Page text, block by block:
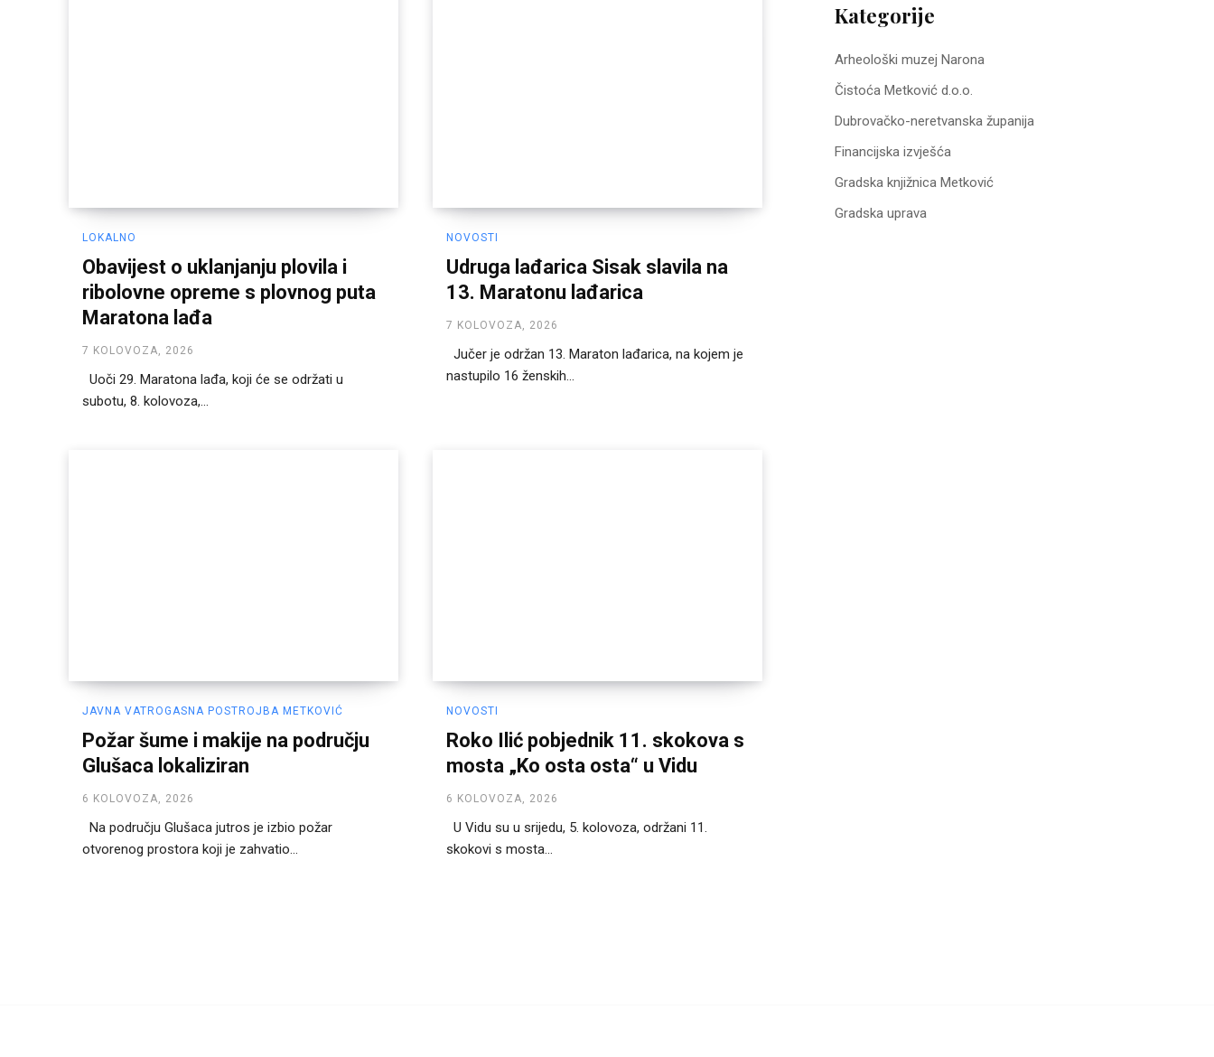
LOKALNO
Obavijest o uklanjanju plovila i
ribolovne opreme s plovnog puta
Maratona lađa
7 KOLOVOZA, 2026
Uoči 29. Maratona lađa, koji će se održati u
subotu, 8. kolovoza,...
NOVOSTI
Udruga lađarica Sisak slavila na
13. Maratonu lađarica
7 KOLOVOZA, 2026
Jučer je održan 13. Maraton lađarica, na kojem je
nastupilo 16 ženskih...
JAVNA VATROGASNA POSTROJBA METKOVIĆ
Požar šume i makije na području
Glušaca lokaliziran
6 KOLOVOZA, 2026
Na području Glušaca jutros je izbio požar
otvorenog prostora koji je zahvatio...
NOVOSTI
Roko Ilić pobjednik 11. skokova s
mosta „Ko osta osta“ u Vidu
6 KOLOVOZA, 2026
U Vidu su u srijedu, 5. kolovoza, održani 11.
skokovi s mosta...
Kategorije
Arheološki muzej Narona
Čistoća Metković d.o.o.
Dubrovačko-neretvanska županija
Financijska izvješća
Gradska knjižnica Metković
Gradska uprava